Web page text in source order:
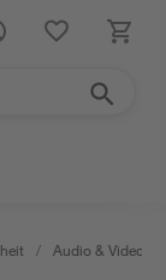
/ Audio & Video